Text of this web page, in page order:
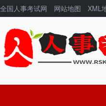
全国人事考试网 网站地图 XML